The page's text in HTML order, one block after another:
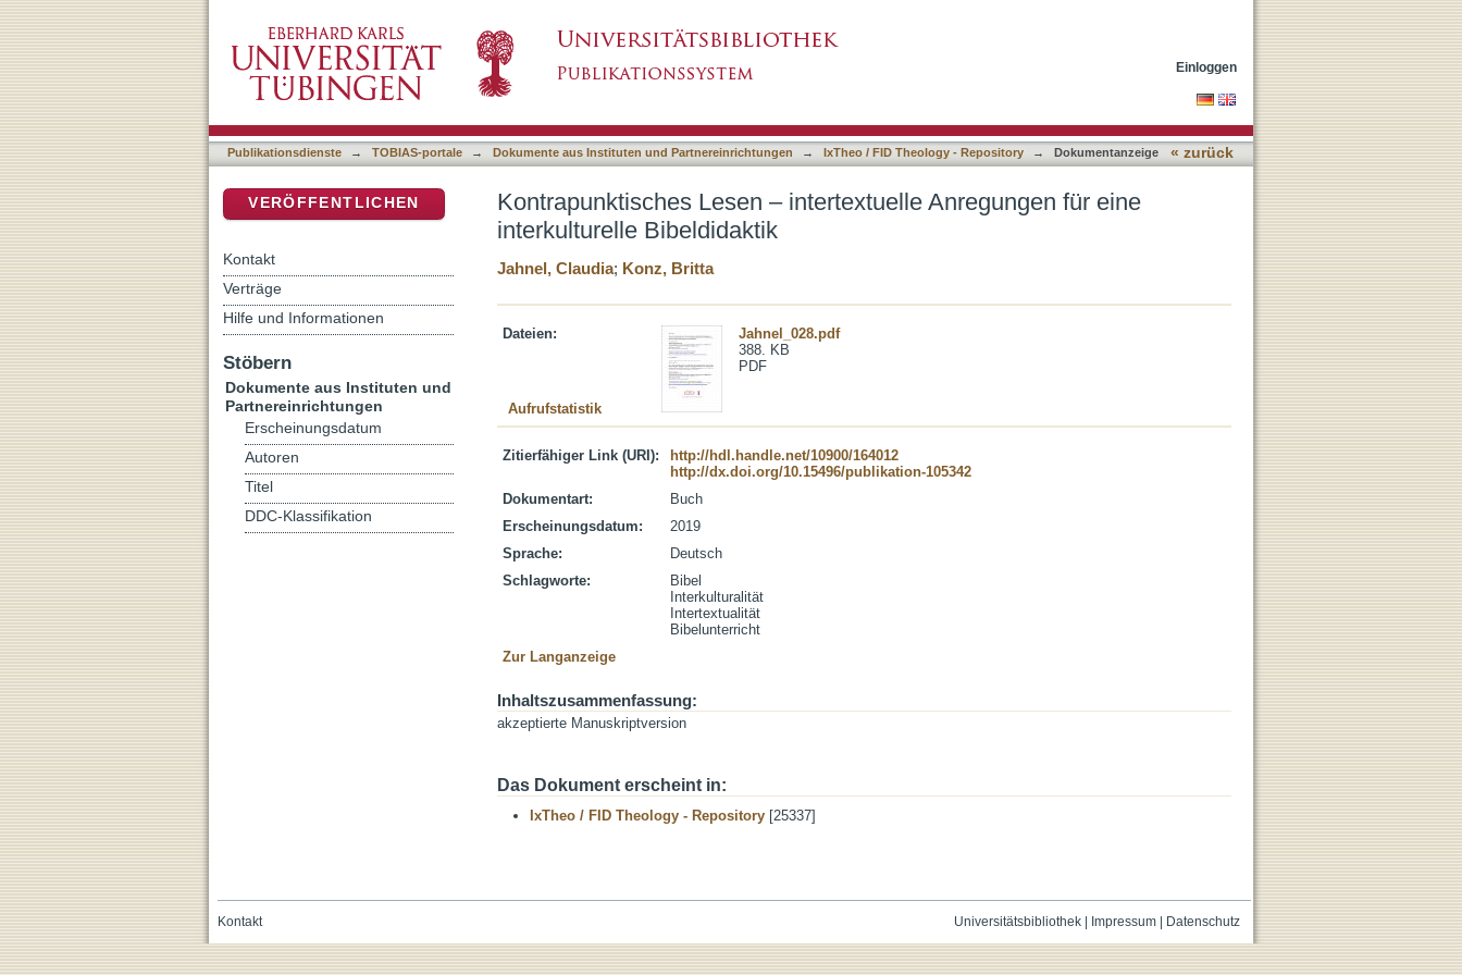
Einloggen
Publikationsdienste → TOBIAS-portale → Dokumente aus Instituten und Partnereinrichtungen → IxTheo / FID Theology - Repository → Dokumentanzeige « zurück
Kontrapunktisches Lesen – intertextuelle Anregungen für eine
interkulturelle Bibeldidaktik
Jahnel, Claudia; Konz, Britta
Dateien:
Jahnel_028.pdf
388. KB
PDF
Aufrufstatistik
Zitierfähiger Link (URI):
http://hdl.handle.net/10900/164012
http://dx.doi.org/10.15496/publikation-105342
Dokumentart:
Buch
Erscheinungsdatum:
2019
Sprache:
Deutsch
Schlagworte:
Bibel
Interkulturalität
Intertextualität
Bibelunterricht
Zur Langanzeige
Inhaltszusammenfassung:
akzeptierte Manuskriptversion
Das Dokument erscheint in:
IxTheo / FID Theology - Repository [25337]
VERÖFFENTLICHEN
Kontakt
Verträge
Hilfe und Informationen
Stöbern
Dokumente aus Instituten und
Partnereinrichtungen
Erscheinungsdatum
Autoren
Titel
DDC-Klassifikation
Universitätsbibliothek| Impressum| Datenschutz
Kontakt